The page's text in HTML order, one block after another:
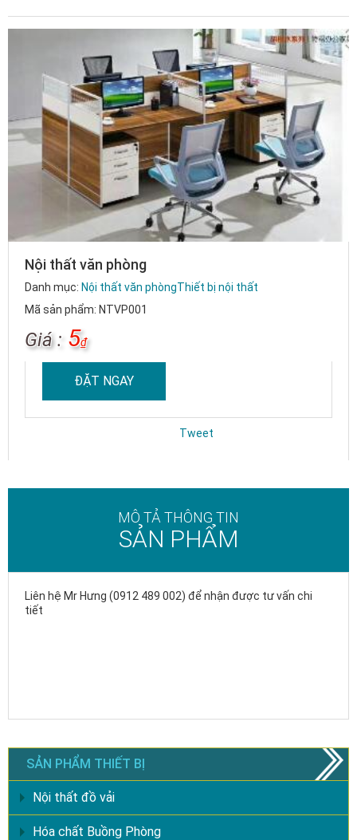
Nội thất văn phòng
Danh mục: Nội thất văn phòngThiết bị nội thất
Mã sản phẩm: NTVP001
Giá : 5₫
ĐẶT NGAY
Tweet
MÔ TẢ THÔNG TIN
SẢN PHẨM
Liên hệ Mr Hưng (0912 489 002) để nhận được tư vấn chi
tiết
SẢN PHẨM THIẾT BỊ
Nội thất đồ vải
Hóa chất Buồng Phòng